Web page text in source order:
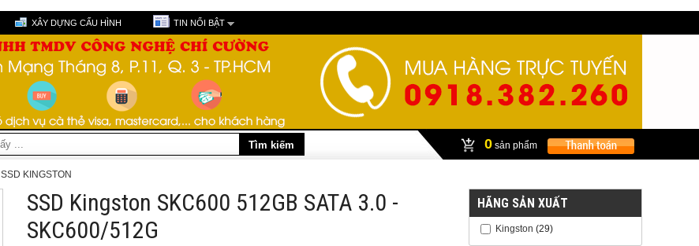
XÂY DỰNG CẤU HÌNH TIN NỔI BẬT
0 sản phẩm
SSD KINGSTON
SSD Kingston SKC600 512GB SATA 3.0 -
SKC600/512G
HÃNG SẢN XUẤT
Kingston (29)